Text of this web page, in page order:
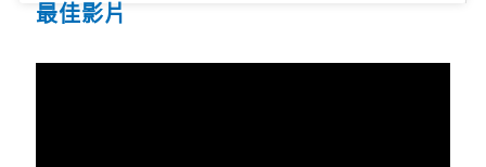
最佳影片